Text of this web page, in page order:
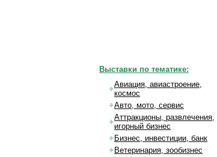
Выставки по тематике:
Авиация, авиастроение,
космос
Авто, мото, сервис
Аттракционы, развлечения,
игорный бизнес
Бизнес, инвестиции, банк
Ветеринария, зообизнес